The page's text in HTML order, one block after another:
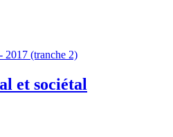
2017 (tranche 2)
et sociétal